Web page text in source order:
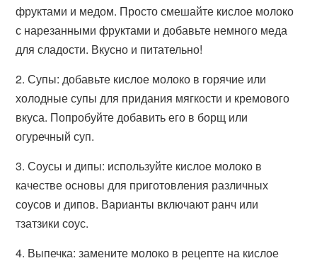
фруктами и медом. Просто смешайте кислое молоко
с нарезанными фруктами и добавьте немного меда
для сладости. Вкусно и питательно!
2. Супы: добавьте кислое молоко в горячие или
холодные супы для придания мягкости и кремового
вкуса. Попробуйте добавить его в борщ или
огуречный суп.
3. Соусы и дипы: используйте кислое молоко в
качестве основы для приготовления различных
соусов и дипов. Варианты включают ранч или
тзатзики соус.
4. Выпечка: замените молоко в рецепте на кислое